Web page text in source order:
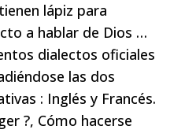
lápiz para
a hablar de Dios …
dialectos oficiales
las dos
: Inglés y Francés.
?, Cómo hacerse